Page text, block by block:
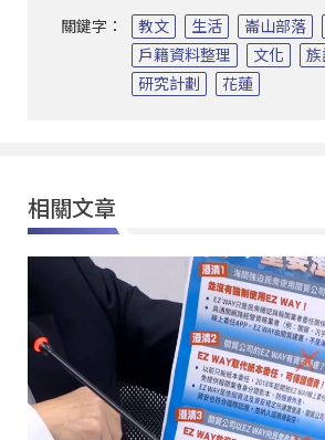
關鍵字： 教文 生活 崙山部落
戶籍資料整理
文化 族
研究計劃
花蓮
相關文章